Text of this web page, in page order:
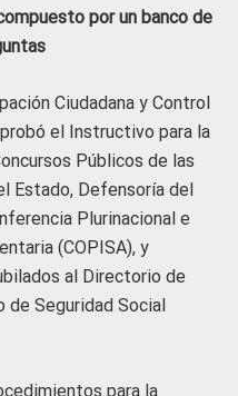
por un banco de
Ciudadana y Control
el Instructivo para la
Públicos de las
Estado, Defensoría del
Plurinacional e
(COPISA), y
al Directorio de
de Seguridad Social
para la